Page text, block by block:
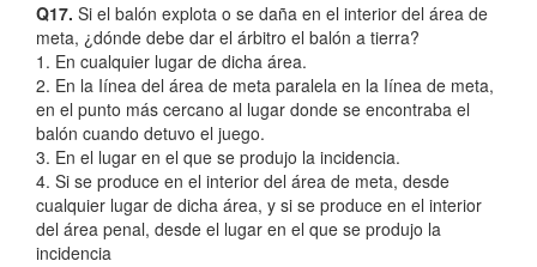
Q17. Si el balón explota o se daña en el interior del área de
meta, ¿dónde debe dar el árbitro el balón a tierra?
1. En cualquier lugar de dicha área.
2. En la Iínea del área de meta paralela en la Iínea de meta,
en el punto más cercano al lugar donde se encontraba el
balón cuando detuvo el juego.
3. En el lugar en el que se produjo la incidencia.
4. Si se produce en el interior del área de meta, desde
cualquier lugar de dicha área, y si se produce en el interior
del área penal, desde el lugar en el que se produjo la
incidencia